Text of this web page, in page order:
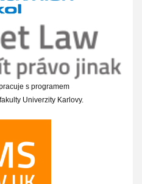
s programem
Univerzity Karlovy.